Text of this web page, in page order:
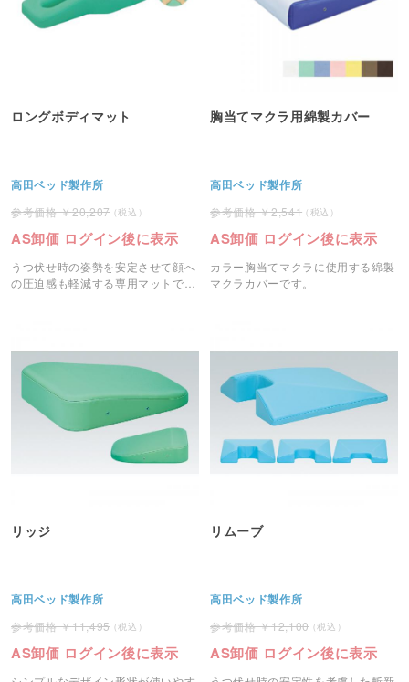
ロングボディマット
高田ベッド製作所
20,207
AS卸価 ログイン後に表示
うつ伏せ時の姿勢を安定させて顔へ
の圧迫感も軽減する専用マットで
胸当てマクラ用綿製カバー
高田ベッド製作所
2,541
AS卸価 ログイン後に表示
カラー胸当てマクラに使用する綿製
マクラカバーです。
リッジ
高田ベッド製作所
11,495
AS卸価 ログイン後に表示
リムーブ
高田ベッド製作所
12,100
AS卸価 ログイン後に表示